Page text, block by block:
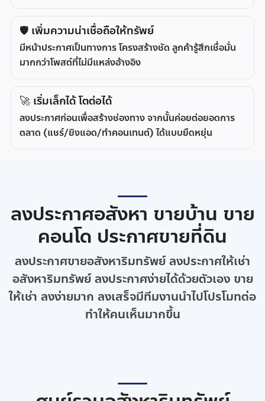
🛡️ เพิ่มความน่าเชื่อถือให้ทรัพย์
มีหน้าประกาศเป็นทางการ โครงสร้างชัด ลูกค้ารู้สึกเชื่อมั่น
มากกว่าโพสต์ที่ไม่มีแหล่งอ้างอิง
🚀 เริ่มเล็กได้ โตต่อได้
ลงประกาศก่อนเพื่อสร้างช่องทาง จากนั้นค่อยต่อยอดการ
ตลาด (แชร์/ยิงแอด/ทำคอนเทนต์) ได้แบบยืดหยุ่น
ลงประกาศอสังหา ขายบ้าน ขาย
คอนโด ประกาศขายที่ดิน
ลงประกาศขายอสังหาริมทรัพย์ ลงประกาศให้เช่า
อสังหาริมทรัพย์ ลงประกาศง่ายได้ด้วยตัวเอง ขาย
ให้เช่า ลงง่ายมาก ลงเสร็จมีทีมงานนำไปโปรโมทต่อ
ทำให้คนเห็นมากขึ้น